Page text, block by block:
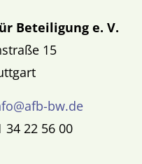
Beteiligung e. V.
15
bw.de
34 22 56 00